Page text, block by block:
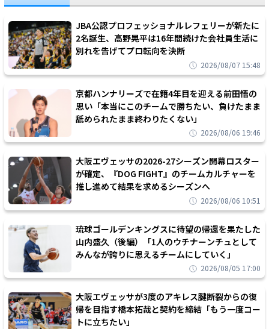
JBA公認プロフェッショナルレフェリーが新たに
2名誕生、高野晃平は16年間続けた会社員生活に
別れを告げてプロ転向を決断
2026/08/07 15:48
京都ハンナリーズで在籍4年目を迎える前田悟の
思い「本当にこのチームで勝ちたい、負けたまま
舐められたまま終わりたくない」
2026/08/06 19:46
大阪エヴェッサの2026-27シーズン開幕ロスター
が確定、『DOG FIGHT』のチームカルチャーを
推し進めて結果を求めるシーズンへ
2026/08/06 10:51
琉球ゴールデンキングスに待望の帰還を果たした
山内盛久（後編）「1人のウチナーンチュとして
みんなが誇りに思えるチームにしていく」
2026/08/05 17:00
大阪エヴェッサが3度のアキレス腱断裂からの復
帰を目指す橋本拓哉と契約を締結「もう一度コー
トに立ちたい」